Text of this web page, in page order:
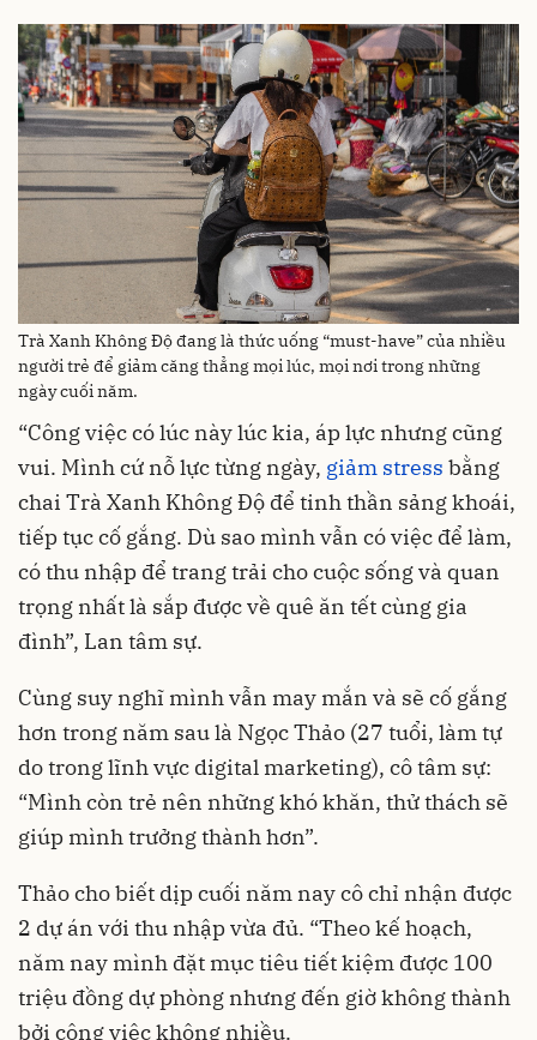
Trà Xanh Không Độ đang là thức uống “must-have” của nhiều
người trẻ để giảm căng thẳng mọi lúc, mọi nơi trong những
ngày cuối năm.
“Công việc có lúc này lúc kia, áp lực nhưng cũng
vui. Mình cứ nỗ lực từng ngày, giảm stress bằng
chai Trà Xanh Không Độ để tinh thần sảng khoái,
tiếp tục cố gắng. Dù sao mình vẫn có việc để làm,
có thu nhập để trang trải cho cuộc sống và quan
trọng nhất là sắp được về quê ăn tết cùng gia
đình”, Lan tâm sự.
Cùng suy nghĩ mình vẫn may mắn và sẽ cố gắng
hơn trong năm sau là Ngọc Thảo (27 tuổi, làm tự
do trong lĩnh vực digital marketing), cô tâm sự:
“Mình còn trẻ nên những khó khăn, thử thách sẽ
giúp mình trưởng thành hơn”.
Thảo cho biết dịp cuối năm nay cô chỉ nhận được
2 dự án với thu nhập vừa đủ. “Theo kế hoạch,
năm nay mình đặt mục tiêu tiết kiệm được 100
triệu đồng dự phòng nhưng đến giờ không thành
bởi công việc không nhiều.